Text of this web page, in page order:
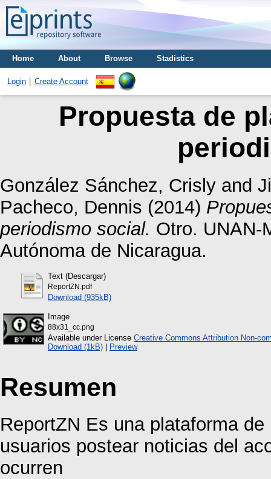
Home About Browse Stadistics
Login Create Account
Propuesta de
González Sánchez, Crisly and
Pacheco, Dennis (2014)
periodismo social. Otro. UNAN-
Autónoma de Nicaragua.
Text (Descargar)
ReportZN.pdf
Download (935kB)
Image
88x31_cc.png
Available under License Creative Commons Attribution Non-
Download (1kB) | Preview
Resumen
ReportZN Es una plataforma
usuarios postear noticias del
ocurren